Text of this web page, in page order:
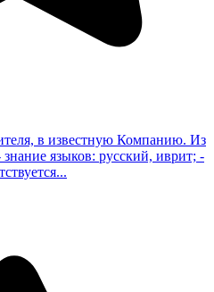
в известную Компанию. Из
языков: русский, иврит; -